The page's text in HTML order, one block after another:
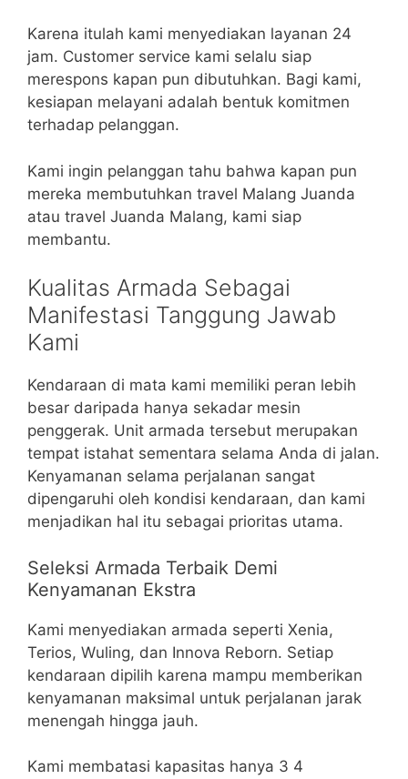
Karena itulah kami menyediakan layanan 24
jam. Customer service kami selalu siap
merespons kapan pun dibutuhkan. Bagi kami,
kesiapan melayani adalah bentuk komitmen
terhadap pelanggan.
Kami ingin pelanggan tahu bahwa kapan pun
mereka membutuhkan travel Malang Juanda
atau travel Juanda Malang, kami siap
membantu.
Kualitas Armada Sebagai
Manifestasi Tanggung Jawab
Kami
Kendaraan di mata kami memiliki peran lebih
besar daripada hanya sekadar mesin
penggerak. Unit armada tersebut merupakan
tempat istahat sementara selama Anda di jalan.
Kenyamanan selama perjalanan sangat
dipengaruhi oleh kondisi kendaraan, dan kami
menjadikan hal itu sebagai prioritas utama.
Seleksi Armada Terbaik Demi
Kenyamanan Ekstra
Kami menyediakan armada seperti Xenia,
Terios, Wuling, dan Innova Reborn. Setiap
kendaraan dipilih karena mampu memberikan
kenyamanan maksimal untuk perjalanan jarak
menengah hingga jauh.
Kami membatasi kapasitas hanya 3 4